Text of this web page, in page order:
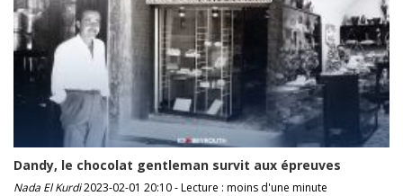
Dandy, le chocolat gentleman survit aux épreuves
Nada El Kurdi2023-02-01 20:10 - Lecture : moins d'une minute